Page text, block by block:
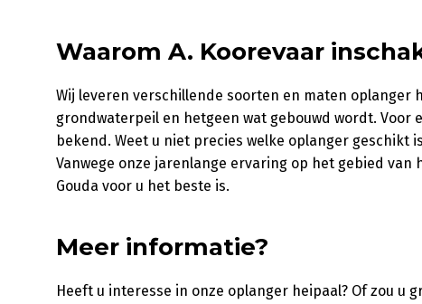
Waarom A. Koorevaar
Wij leveren verschillende soorten en maten
grondwaterpeil en hetgeen wat gebouwd wordt.
bekend. Weet u niet precies welke oplanger geschikt
Vanwege onze jarenlange ervaring op het gebied
Gouda voor u het beste is.
Meer informatie?
Heeft u interesse in onze oplanger heipaal? Of zou